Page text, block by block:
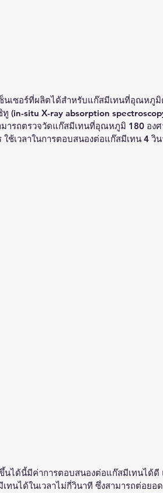
เซอร์ที่ผลิตได้สำหรับแก๊สมีเทนที่อุณหภูมิ
(in-situ X-ray absorption
ารถตรวจวัดแก๊สมีเทนที่อุณหภูมิ 180 องศ
ช้เวลาในการตอบสนองต่อแก๊สมีเทน 4 วิ
นได้นี้มีค่าการตอบสนองต่อแก๊สมีเทนได้ดี
นได้ในเวลาไม่กี่วินาที ซึ่งสามารถต่อยอด